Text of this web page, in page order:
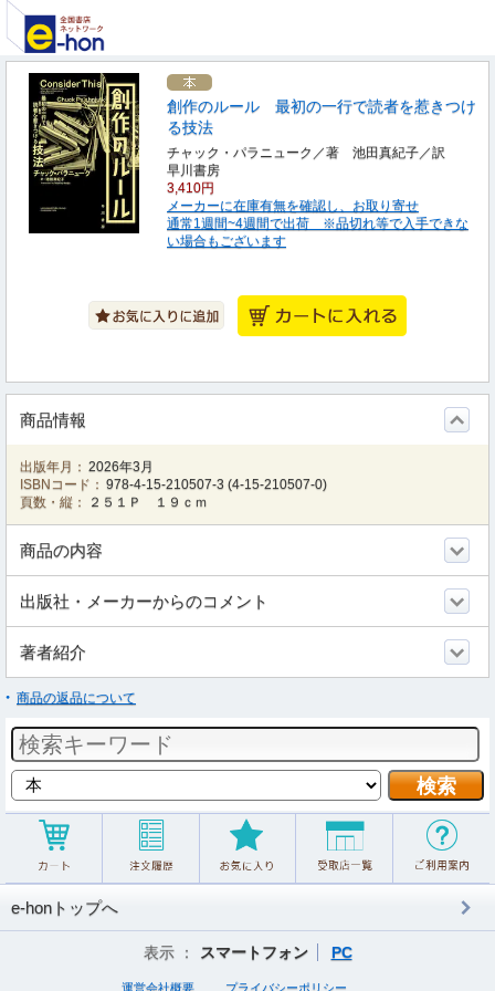
創作のルール 最初の一行で読者を惹きつけ
る技法
チャック・パラニューク／著 池田真紀子／訳
早川書房
3,410円
メーカーに在庫有無を確認し、お取り寄せ
通常1週間~4週間で出荷 ※品切れ等で入手できな
い場合もございます
商品情報
出版年月： 2026年3月
ISBNコード： 978-4-15-210507-3 (4-15-210507-0)
頁数・縦：
２５１Ｐ １９ｃｍ
商品の内容
出版社・メーカーからのコメント
著者紹介
商品の返品について
e-honトップへ
表示 ： スマートフォン PC
運営会社概要 プライバシーポリシー